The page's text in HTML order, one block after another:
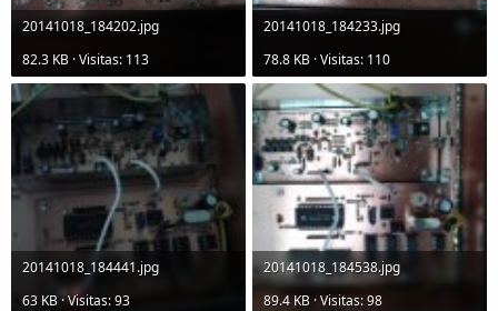
20141018_184202.jpg
82.3 KB · Visitas: 113
20141018_184233.jpg
78.8 KB · Visitas: 110
20141018_184441.jpg
63 KB · Visitas: 93
20141018_184538.jpg
89.4 KB · Visitas: 98